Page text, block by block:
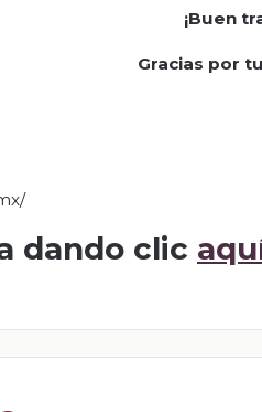
¡Buen
Gracias por
dando clic